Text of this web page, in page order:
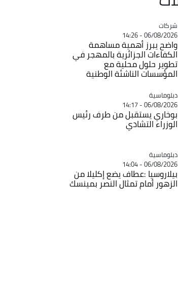
Catégorie
شركات
06/08/2026 - 14:26
واضح يبرز أهمية مساهمة
الكفاءات الجزائرية بالمهجر في
تطوير حلول محلية مع
المؤسسات الناشئة الوطنية
Catégorie
دبلوماسية
06/08/2026 - 14:17
بوخاري يستقبل من طرف رئيس
الوزراء التشادي
Catégorie
دبلوماسية
06/08/2026 - 14:04
بيلاروسيا :عطاف يضع إكليلا من
الزهور أمام تمثال النصر بمينسك